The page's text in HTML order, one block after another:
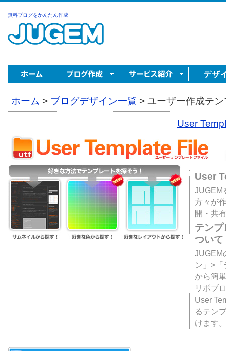
無料ブログをかんたん作成
ホーム > ブログデザイン一覧 > ユーザー作成テ
User
User
JUGEM
方々が
開・共
テン
ついて
JUGEM
ン」>
から簡
リポブ
User
るテン
けます